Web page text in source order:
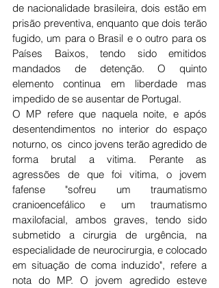
de nacionalidade brasileira, dois estão em
prisão preventiva, enquanto que dois terão
fugido, um para o Brasil e o outro para os
Países Baixos, tendo sido emitidos
mandados de detenção. O quinto
elemento continua em liberdade mas
impedido de se ausentar de Portugal.
O MP refere que naquela noite, e após
desentendimentos no interior do espaço
noturno, os  cinco jovens terão agredido de
forma brutal a vitima. Perante as
agressões de que foi vitima, o jovem
fafense "sofreu um traumatismo
cranioencefálico e um traumatismo
maxilofacial, ambos graves, tendo sido
submetido a cirurgia de urgência, na
especialidade de neurocirurgia, e colocado
em situação de coma induzido", refere a
nota do MP. O jovem agredido esteve